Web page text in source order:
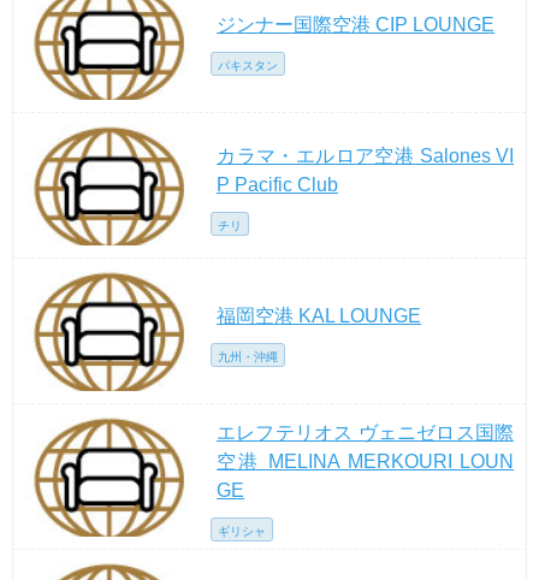
ジンナー国際空港 CIP LOUNGE
パキスタン
カラマ・エルロア空港 Salones VI
P Pacific Club
チリ
福岡空港 KAL LOUNGE
九州・沖縄
エレフテリオス ヴェニゼロス国際
空港 MELINA MERKOURI LOUN
GE
ギリシャ